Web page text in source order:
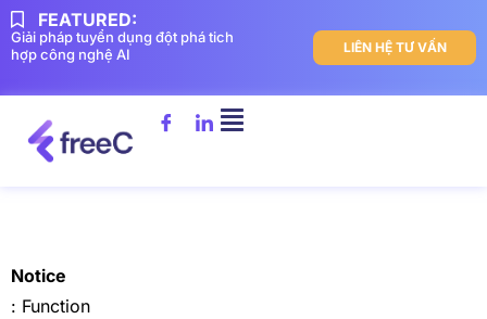
FEATURED:
Giải pháp tuyển dụng đột phá tich
hợp công nghệ AI
LIÊN HỆ TƯ VẤN
Notice
: Function